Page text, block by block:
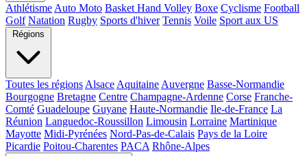
Athlétisme Auto Moto Basket Hand Volley Boxe Cyclisme Football
Golf Natation Rugby Sports d'hiver Tennis Voile Sport aux US
Régions
Toutes les régions Alsace Aquitaine Auvergne Basse-Normandie
Bourgogne Bretagne Centre Champagne-Ardenne Corse Franche-
Comté Guadeloupe Guyane Haute-Normandie Ile-de-France La
Réunion Languedoc-Roussillon Limousin Lorraine Martinique
Mayotte Midi-Pyrénées Nord-Pas-de-Calais Pays de la Loire
Picardie Poitou-Charentes PACA Rhône-Alpes